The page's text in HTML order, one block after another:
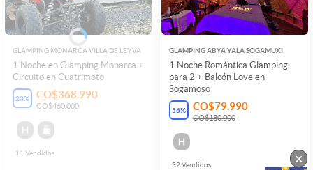
GLAMPING MONARCA VILLA DE LEYVA
1 Noche en Glamping Monarca +
Circuito en Cuatrimoto
20% CO$368.990
CO$460.000
11 Vendidos
GLAMPING ABYA YALA SOGAMUXI
1 Noche Romántica Glamping
para 2 + Balcón Love en
Sogamoso
56% CO$79.990
CO$180.000
32 Vendidos ×